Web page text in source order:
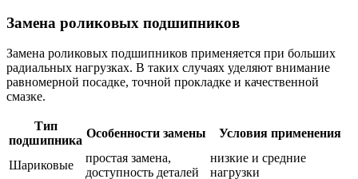
Замена роликовых подшипников
Замена роликовых подшипников применяется при больших
радиальных нагрузках. В таких случаях уделяют внимание
равномерной посадке, точной прокладке и качественной
смазке.
Тип
подшипника
Особенности замены Условия применения
Шариковые
простая замена,
доступность деталей
низкие и средние
нагрузки